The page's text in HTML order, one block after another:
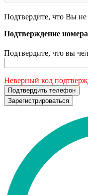
Подтвердите, что Вы не
Подтверждение
Подтвердите, что вы
Неверный код
Подтвердить телефон
Зарегистрироваться